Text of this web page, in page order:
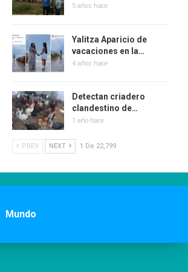
5 años hace
Yalitza Aparicio de
vacaciones en la…
4 años hace
Detectan criadero
clandestino de…
1 año hace
PREV NEXT 1 De 22,799
Mundo